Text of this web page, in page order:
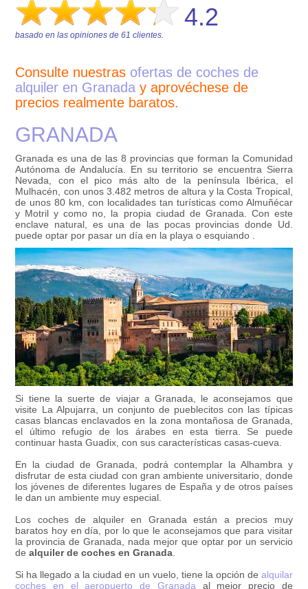
4.2
basado en las opiniones de61 clientes.
Consulte nuestras ofertas de coches de
alquiler en Granada y aprovéchese de
precios realmente baratos.
GRANADA
Granada es una de las 8 provincias que forman la Comunidad
Autónoma de Andalucía. En su territorio se encuentra Sierra
Nevada, con el pico más alto de la península Ibérica, el
Mulhacén, con unos 3.482 metros de altura y la Costa Tropical,
de unos 80 km, con localidades tan turísticas como Almuñécar
y Motril y como no, la propia ciudad de Granada. Con este
enclave natural, es una de las pocas provincias donde Ud.
puede optar por pasar un día en la playa o esquiando .
Si tiene la suerte de viajar a Granada, le aconsejamos que
visite La Alpujarra, un conjunto de pueblecitos con las típicas
casas blancas enclavados en la zona montañosa de Granada,
el último refugio de los árabes en esta tierra. Se puede
continuar hasta Guadix, con sus características casas-cueva.
En la ciudad de Granada, podrá contemplar la Alhambra y
disfrutar de esta ciudad con gran ambiente universitario, donde
los jóvenes de diferentes lugares de España y de otros países
le dan un ambiente muy especial.
Los coches de alquiler en Granada están a precios muy
baratos hoy en día, por lo que le aconsejamos que para visitar
la provincia de Granada, nada mejor que optar por un servicio
dealquiler de coches en Granada
Si ha llegado a la ciudad en un vuelo, tiene la opción de alquilar
coches en el aeropuerto de Granada al mejor precio de